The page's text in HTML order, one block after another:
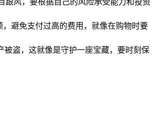
避免支付过高的费用，就像在购物时要
被盗，这就像是守护一座宝藏，要时刻保